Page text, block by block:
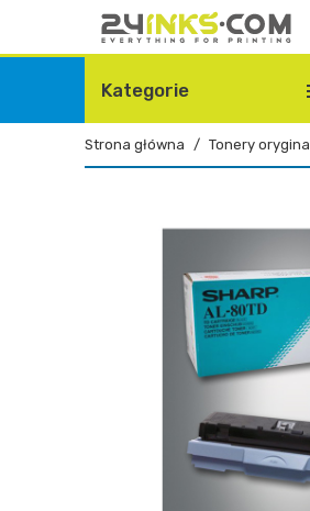
Kategorie
Strona główna Tonery